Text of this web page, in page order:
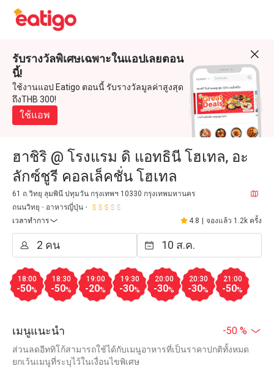
รับรางวัลพิเศษเฉพาะในแอปเลยตอน
นี้!
ใช้งานแอป Eatigo ตอนนี้ รับรางวัลมูลค่าสูงสุด
ถึงTHB 300!
ใช้แอพ
ฮาชิริ @ โรงแรม ดิ แอทธินี โฮเทล, อะ
ลักซ์ชูรี คอลเล็คชั่น โฮเทล
61 ถ.วิทยุ ลุมพินี ปทุมวัน กรุงเทพฯ 10330 กรุงเทพมหานคร
ถนนวิทยุ
อาหารญี่ปุ่น
เวลาทำการ
4.8 จองแล้ว 1.2k ครั้ง
18:00
-50%
18:30
-50%
19:00
-20%
19:30
-30%
20:00
-30%
20:30
-30%
21:00
-50%
เมนูแนะนำ -50 %
ส่วนลดอีททิโก้สามารถใช้ได้กับเมนูอาหารที่เป็นราคาปกติทั้งหมด
ยกเว้นเมนูที่ระบุไว้ในเงื่อนไขพิเศษ